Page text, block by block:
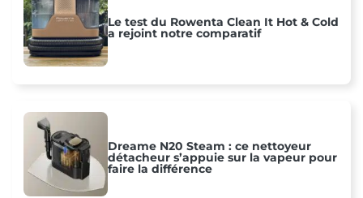
Le test du Rowenta Clean It Hot & Cold
a rejoint notre comparatif
Dreame N20 Steam : ce nettoyeur
détacheur s’appuie sur la vapeur pour
faire la différence